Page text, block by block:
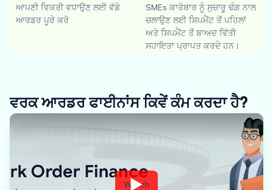
ਆਪਣੀ ਵਿਕਰੀ ਵਧਾਉਣ ਲਈ ਵੱਡੇ
ਆਰਡਰ ਪੂਰੇ ਕਰੋ
SMEs ਕਾਰੋਬਾਰ ਨੂੰ ਸੁਚਾਰੂ ਢੰਗ ਨਾਲ
ਚਲਾਉਣ ਲਈ ਸ਼ਿਪਮੈਂਟ ਤੋਂ ਪਹਿਲਾਂ
ਅਤੇ ਸ਼ਿਪਮੈਂਟ ਤੋਂ ਬਾਅਦ ਵਿੱਤੀ
ਸਹਾਇਤਾ ਪ੍ਰਾਪਤ ਕਰਦੇ ਹਨ।
ਵਰਕ ਆਰਡਰ ਫਾਈਨਾਂਸ ਕਿਵੇਂ ਕੰਮ ਕਰਦਾ ਹੈ?
Watch